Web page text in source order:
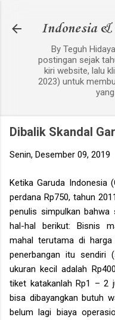
Indonesia
By Teguh
postingan sejak
kiri website, lalu
2023) untuk
Dibalik Skandal
Senin, Desember 09, 2019
Ketika Garuda Indonesia
perdana Rp750, tahun
penulis simpulkan
hal-hal berikut: Bisnis
mahal terutama di
penerbangan itu sendiri
ukuran kecil adalah
tiket katakanlah Rp1 – 2
bisa dibayangkan butuh
belum lagi biaya